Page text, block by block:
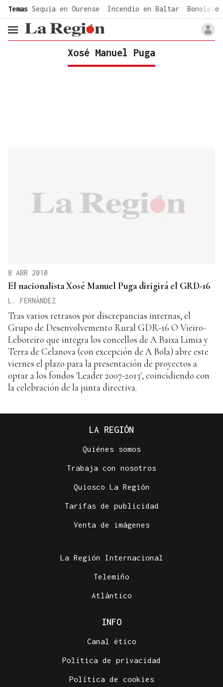
common.go-to-content
Temas Sequía en Ourense Incendio en Baltar Bonoloto
header.menu.open
Xosé Manuel Puga
8 ABR 2010
El nacionalista Xosé Manuel Puga dirigirá el GRD-16
L. FERNÁNDEZ
Tras varios retrasos por discrepancias internas, el
Grupo de Desenvolvemento Rural GDR-16 O Vieiro-
Leboreiro que integra los concellos de A Baixa Limia y
Terra de Celanova (con excepción de A Bola) abre este
viernes el plazo para la presentación de proyectos a
optar a los fondos 'Leader 2007-2013', coincidiendo con
la celebración de la junta directiva.
LA REGIÓN
Quiénes somos
Trabaja con nosotros
Quiosco La Región
Tarifas de publicidad
Venta de imágenes
La Región Internacional
Telemiño
Atlántico
INFO
Canal ético
Política de privacidad
Política de cookies